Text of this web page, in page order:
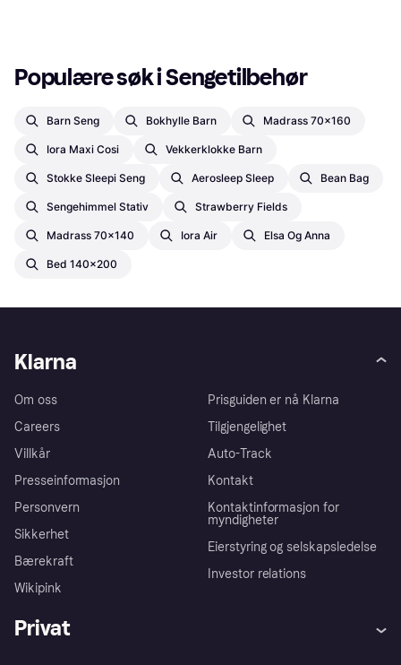
Populære søk i Sengetilbehør
Barn Seng Bokhylle Barn Madrass 70x160
Iora Maxi Cosi Vekkerklokke Barn
Stokke Sleepi Seng Aerosleep Sleep Bean Bag
Sengehimmel Stativ Strawberry Fields
Madrass 70x140 Iora Air Elsa Og Anna
Bed 140x200
Klarna
Om oss
Careers
Villkår
Presseinformasjon
Personvern
Sikkerhet
Bærekraft
Wikipink
Prisguiden er nå Klarna
Tilgjengelighet
Auto-Track
Kontakt
Kontaktinformasjon for
myndigheter
Eierstyring og selskapsledelse
Investor relations
Privat